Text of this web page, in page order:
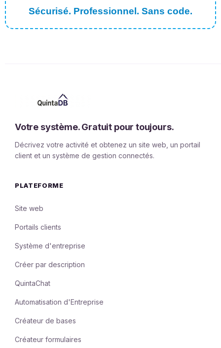
Sécurisé. Professionnel. Sans code.
Votre système. Gratuit pour toujours.
Décrivez votre activité et obtenez un site web, un portail
client et un système de gestion connectés.
PLATEFORME
Site web
Portails clients
Système d'entreprise
Créer par description
QuintaChat
Automatisation d'Entreprise
Créateur de bases
Créateur formulaires